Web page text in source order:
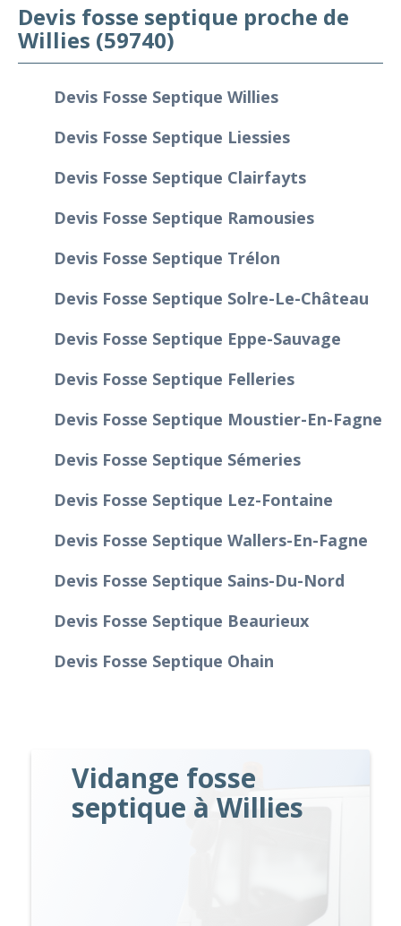
Devis fosse septique proche de
Willies (59740)
Devis Fosse Septique Willies
Devis Fosse Septique Liessies
Devis Fosse Septique Clairfayts
Devis Fosse Septique Ramousies
Devis Fosse Septique Trélon
Devis Fosse Septique Solre-Le-Château
Devis Fosse Septique Eppe-Sauvage
Devis Fosse Septique Felleries
Devis Fosse Septique Moustier-En-Fagne
Devis Fosse Septique Sémeries
Devis Fosse Septique Lez-Fontaine
Devis Fosse Septique Wallers-En-Fagne
Devis Fosse Septique Sains-Du-Nord
Devis Fosse Septique Beaurieux
Devis Fosse Septique Ohain
Vidange fosse
septique à Willies